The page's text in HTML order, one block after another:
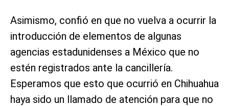
Asimismo, confió en que no vuelva a ocurrir la
introducción de elementos de algunas
agencias estadunidenses a México que no
estén registrados ante la cancillería.
Esperamos que esto que ocurrió en Chihuahua
haya sido un llamado de atención para que no